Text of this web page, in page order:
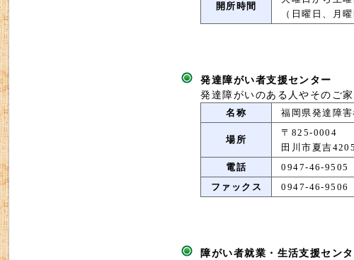
開所時間
（日曜日、月
発達障がい者支援センター
発達障がいのある人やそのご
名称 福岡県発達障
場所
〒825-0004
田川市夏吉
電話
0947-46-9505
ファックス
0947-46-9506
障がい者就業・生活支援セン